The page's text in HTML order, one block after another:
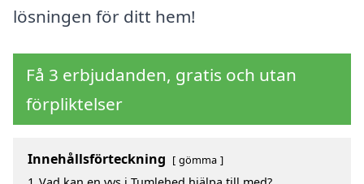
lösningen för ditt hem!
Få 3 erbjudanden, gratis och utan
förpliktelser
Innehållsförteckning gömma